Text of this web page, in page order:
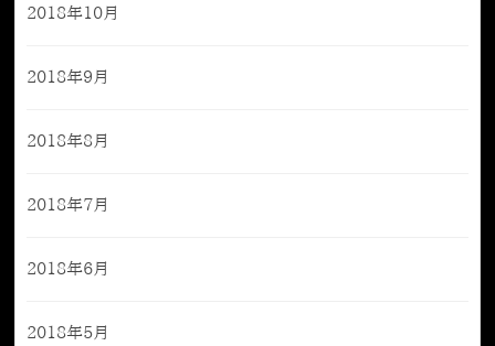
2018年10月
2018年9月
2018年8月
2018年7月
2018年6月
2018年5月